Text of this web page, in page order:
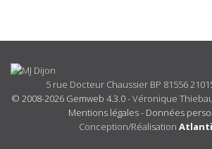
5 rue Docteur Chaussier BP 81556
© 2008-2026 Gemweb 4.3.0- Véronique
Mentions légales- Données
Conception/Réalisation